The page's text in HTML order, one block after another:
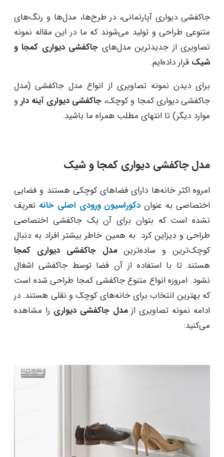
جاکفشی دیواری آپارتمانی، در طرح‌ها، مدل‌ها و رنگ‌های
متنوعی طراحی و تولید می‌شوند که ما در این مقاله نمونه
تصاویری از جدیدترین مدل‌هایجاکفشی دیواری کمجا و
شیکقرار داده‌ایم.
برای دیدن نمونه تصاویری از انواع مدل جاکفشی (مدل
جاکفشی دیواری کمجا و کوچک،جاکفشی دیواری آینه دارو
موارد دیگر) تا انتهای مطلب همراه ما باشید.
مدل جاکفشی دیواری کمجا و شیک
امروه اکثر خانه‌ها دارای فضاهای کوچکی هستند و فضایی
اختصاصی به عنواندکوراسیون ورودی اصلی خانهتعریف
نشده است که بتوان برای آن یک جاکفشی اختصاصی
طراحی و دیزاین کرد. به همین خاطر بیشتر افراد به دنبال
کوچک‌ترین و ساده‌ترین مدل جاکفشی دیواری کمجا
هستند تا با استفاده از آن فضا توسط جاکفشی اشغال
نشود. امروزه انواع متنوع جاکفشی کمجا طراحی شده است
که بهترین انتخاب برای خانه‌های کوچک و نقلی هستند. در
ادامه نمونه تصاویری ازمدل جاکفشی دیواریرا مشاهده
می‌کنید: